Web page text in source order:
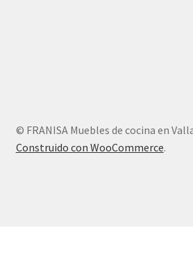
© FRANISA Muebles de cocina en
Construido con WooCommerce.